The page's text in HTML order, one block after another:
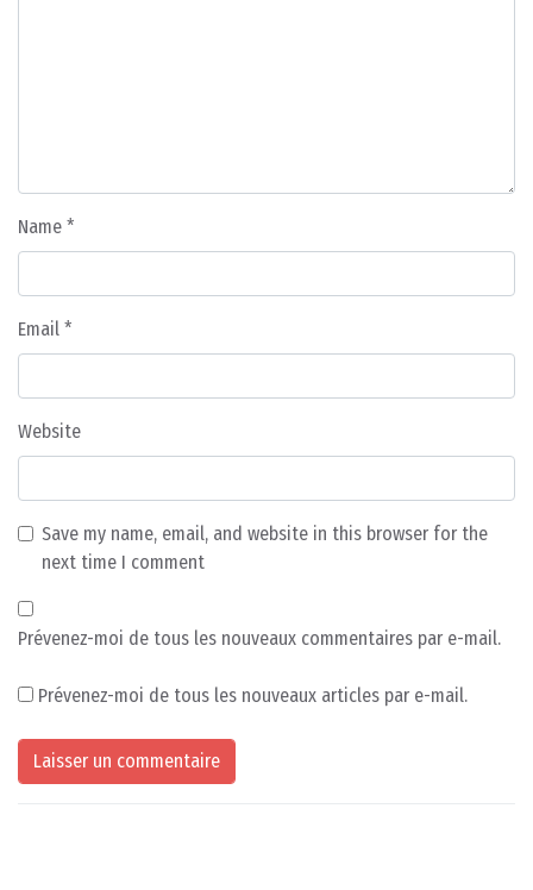
Name *
Email *
Website
Save my name, email, and website in this browser for the
next time I comment
Prévenez-moi de tous les nouveaux commentaires par e-mail.
Prévenez-moi de tous les nouveaux articles par e-mail.